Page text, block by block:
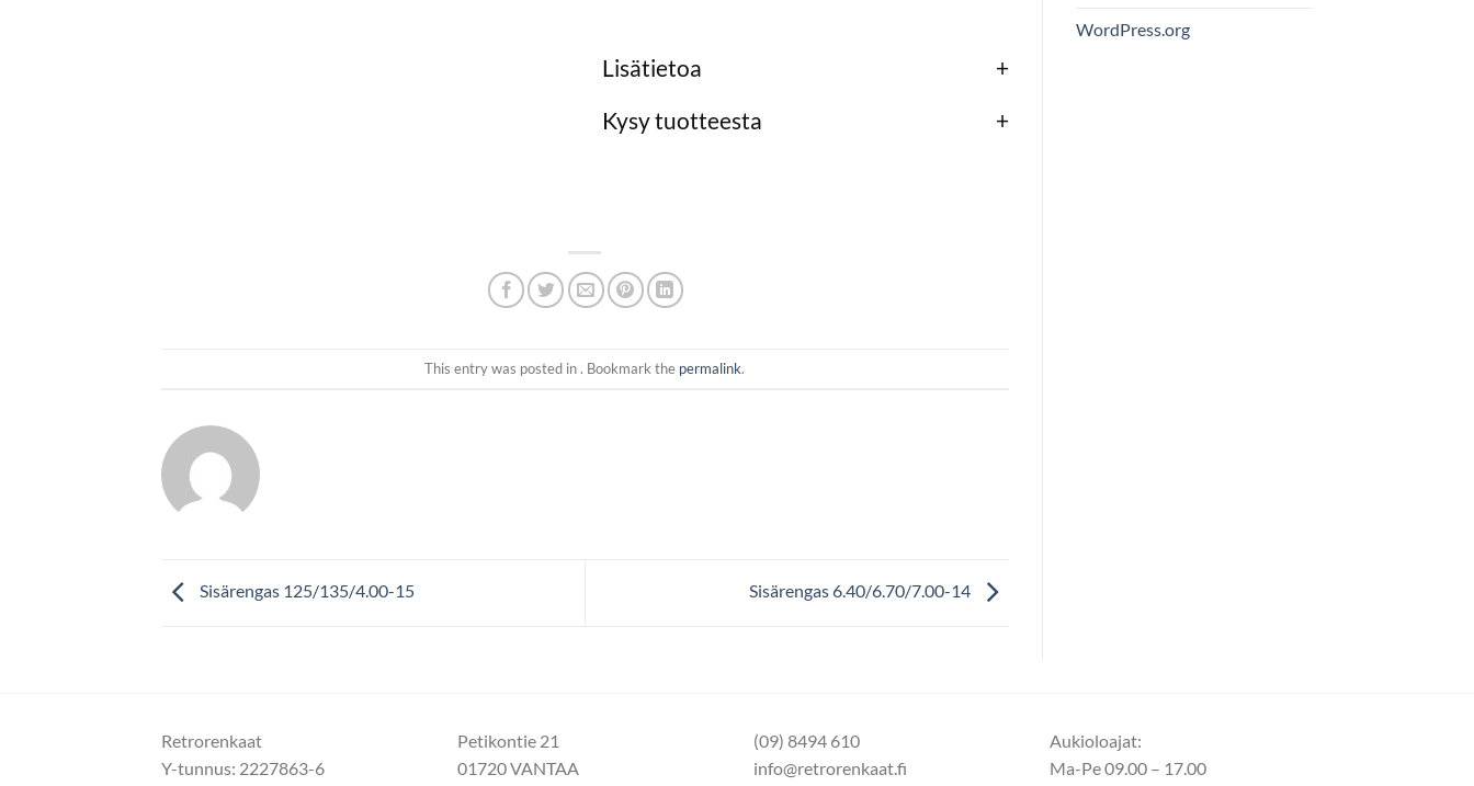
Lisätietoa
Kysy tuotteesta
This entry was posted in . Bookmark the permalink.
Sisärengas 125/135/4.00-15 Sisärengas 6.40/6.70/7.00-14
WordPress.org
Retrorenkaat
Y-tunnus: 2227863-6
Petikontie 21
01720 VANTAA
(09) 8494 610
info@retrorenkaat.fi
Aukioloajat:
Ma-Pe 09.00 – 17.00